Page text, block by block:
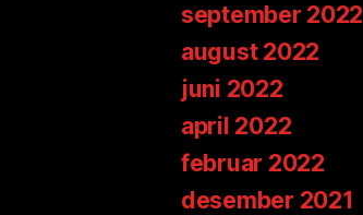
september 2022
august 2022
juni 2022
april 2022
februar 2022
desember 2021